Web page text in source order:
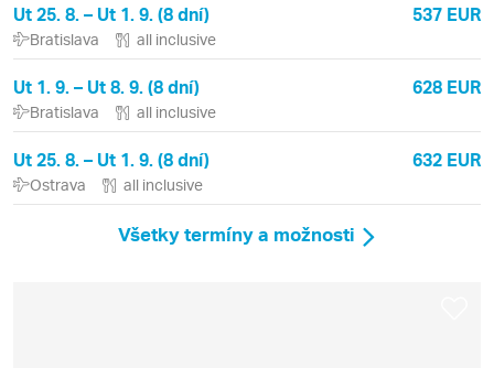
Ut 25. 8. – Ut 1. 9. (8 dní) 537 EUR
Bratislava all inclusive
Ut 1. 9. – Ut 8. 9. (8 dní) 628 EUR
Bratislava all inclusive
Ut 25. 8. – Ut 1. 9. (8 dní) 632 EUR
Ostrava all inclusive
Všetky termíny a možnosti